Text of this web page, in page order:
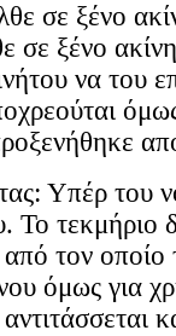
σε ξένο
σε ξένο
να του
Υπέρ του
Το τεκμήριο
τον οποίο
όμως για